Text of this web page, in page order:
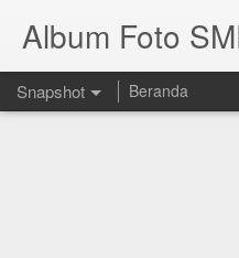
Album Foto
Snapshot Beranda